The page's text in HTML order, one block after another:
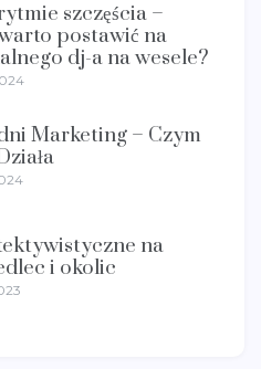
szczęścia –
postawić na
dj-a na wesele?
Marketing – Czym
na
i okolic